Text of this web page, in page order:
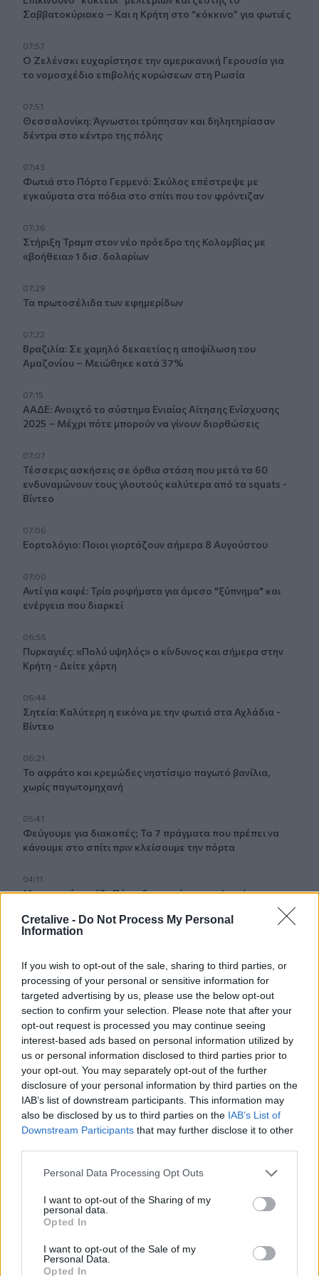
Cretalive - Do Not Process My Personal
Information
If you wish to opt-out of the sale, sharing to third parties, or
processing of your personal or sensitive information for
targeted advertising by us, please use the below opt-out
section to confirm your selection. Please note that after your
opt-out request is processed you may continue seeing
interest-based ads based on personal information utilized by
us or personal information disclosed to third parties prior to
your opt-out. You may separately opt-out of the further
disclosure of your personal information by third parties on the
IAB’s list of downstream participants. This information may
also be disclosed by us to third parties on the IAB’s List of
Downstream Participants that may further disclose it to other
Personal Data Processing Opt Outs
I want to opt-out of the Sharing of my
personal data.
Opted In
I want to opt-out of the Sale of my
Personal Data.
Opted In
Σαββατοκύριακο – Και η Κρήτη στο “κόκκινο” για φωτιές
07:57
Ο Ζελένσκι ευχαρίστησε την αμερικανική Γερουσία για
το νομοσχέδιο επιβολής κυρώσεων στη Ρωσία
07:51
Θεσσαλονίκη: Άγνωστοι τρύπησαν και δηλητηρίασαν
δέντρα στο κέντρο της πόλης
07:43
Φωτιά στο Πόρτο Γερμενό: Σκύλος επέστρεψε με
εγκαύματα στα πόδια στο σπίτι που τον φρόντιζαν
07:36
Στήριξη Τραμπ στον νέο πρόεδρο της Κολομβίας με
«βοήθεια» 1 δισ. δολαρίων
07:29
Τα πρωτοσέλιδα των εφημερίδων
07:22
Βραζιλία: Σε χαμηλό δεκαετίας η αποψίλωση του
Αμαζονίου – Μειώθηκε κατά 37%
07:15
ΑΑΔΕ: Ανοιχτό το σύστημα Ενιαίας Αίτησης Ενίσχυσης
2025 – Μέχρι πότε μπορούν να γίνουν διορθώσεις
07:07
Τέσσερις ασκήσεις σε όρθια στάση που μετά τα 60
ενδυναμώνουν τους γλουτούς καλύτερα από τα squats -
Βίντεο
07:06
Εορτολόγιο: Ποιοι γιορτάζουν σήμερα 8 Αυγούστου
07:00
Αντί για καφέ: Τρία ροφήματα για άμεσο "ξύπνημα" και
ενέργεια που διαρκεί
06:55
Πυρκαγιές: «Πολύ υψηλός» ο κίνδυνος και σήμερα στην
Κρήτη - Δείτε χάρτη
06:44
Σητεία: Καλύτερη η εικόνα με την φωτιά στα Αχλάδια -
Βίντεο
06:21
Το αφράτο και κρεμώδες νηστίσιμο παγωτό βανίλια,
χωρίς παγωτομηχανή
05:41
Φεύγουμε για διακοπές; Τα 7 πράγματα που πρέπει να
κάνουμε στο σπίτι πριν κλείσουμε την πόρτα
04:11
Μαγειρεμένο ρύζι: Πόσο διατηρείται στο ψυγείο και τα
θερμοκρασία, ο ανεμιστήρας οροφής αλλάζει την
αίσθηση
02:30
Αυξάνονται οι ενδείξεις για ζωή στον Άρη
01:30
Ειδικός λέει ποια φυτά να βάλεις στο μπαλκόνι σου το
καλοκαίρι
ΠΕΡΙΣΣΟΤΕΡΑ
ΣΧΕΤΙΚA AΡΘΡΑ
ΕΛ.ΑΣ Κρήτη: Ποιοι αξιωματικοί προήχθησαν - Όλα τα